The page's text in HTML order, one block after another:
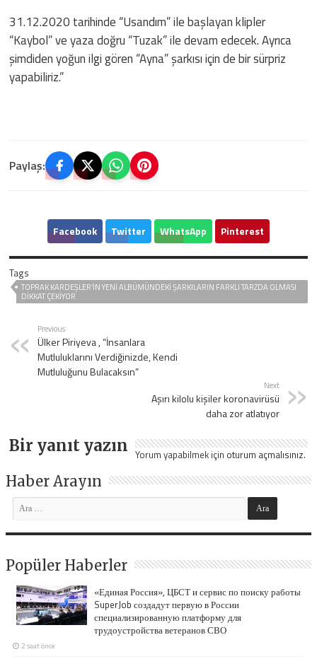
31.12.2020 tarihinde “Usandım” ile başlayan klipler
“Kaybol” ve yaza doğru “Tuzak” ile devam edecek. Ayrıca
şimdiden yoğun ilgi gören “Ayna” şarkısı için de bir sürpriz
yapabiliriz.”
Paylaş:
Facebook Twitter WhatsApp Pinterest
Tags
TOPRAK KARDEŞLER’IN YENI ALBÜMÜNDEKI ŞARKILARIN FARKLI TARZDA OLMASI
DIKKAT ÇEKIYOR
Previous
Ülker Piriyeva , “İnsanlara
Mutluluklarını Verdiğinizde, Kendi
Mutluluğunu Bulacaksın”
Next
Aşırı kilolu kişiler koronavirüsü
daha zor atlatıyor
Bir yanıt yazın Yorum yapabilmek için oturum açmalısınız.
Haber Arayın
Popüler Haberler
«Единая Россия», ЦБСТ и сервис по поиску работы
SuperJob создадут первую в России
специализированную платформу для
трудоустройства ветеранов СВО
2 saat önce